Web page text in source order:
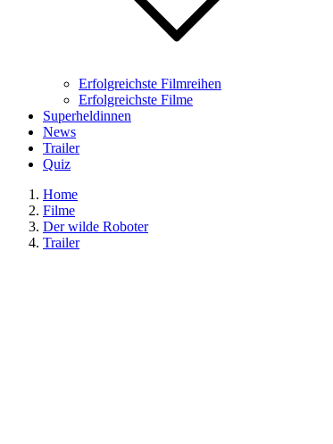
Erfolgreichste Filmreihen
Erfolgreichste Filme
Superheldinnen
News
Trailer
Quiz
Home
Filme
Der wilde Roboter
Trailer